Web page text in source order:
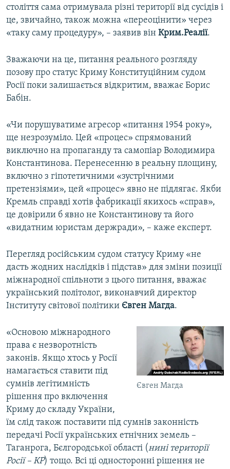
століття сама отримувала різні території від сусідів і
це, звичайно, також можна «переоцінити» через
«таку саму процедуру», – заявив він Крим.Реалії.
Зважаючи на це, питання реального розгляду
позову про статус Криму Конституційним судом
Росії поки залишається відкритим, вважає Борис
Бабін.
«Чи порушуватиме агресор «питання 1954 року»,
ще незрозуміло. Цей «процес» спрямований
виключно на пропаганду та самопіар Володимира
Константинова. Перенесенню в реальну площину,
включно з гіпотетичними «зустрічними
претензіями», цей «процес» явно не підлягає. Якби
Кремль справді хотів фабрикації якихось «справ»,
це довірили б явно не Константинову та його
«видатним юристам держради», – каже експерт.
Перегляд російським судом статусу Криму «не
дасть жодних наслідків і підстав» для зміни позиції
міжнародної спільноти з цього питання, вважає
український політолог, виконавчий директор
Інституту світової політики Євген Магда.
Євген Магда
«Основою міжнародного
права є незворотність
законів. Якщо хтось у Росії
намагається ставити під
сумнів легітимність
рішення про включення
Криму до складу України,
їм слід також поставити під сумнів законність
передачі Росії українських етнічних земель –
Таганрога, Бєлгородської області (нині території
Росії – КР) тощо. Всі ці односторонні рішення не